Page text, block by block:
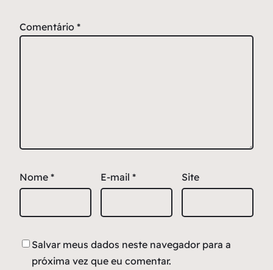
Comentário *
Nome * E-mail * Site
Salvar meus dados neste navegador para a
próxima vez que eu comentar.